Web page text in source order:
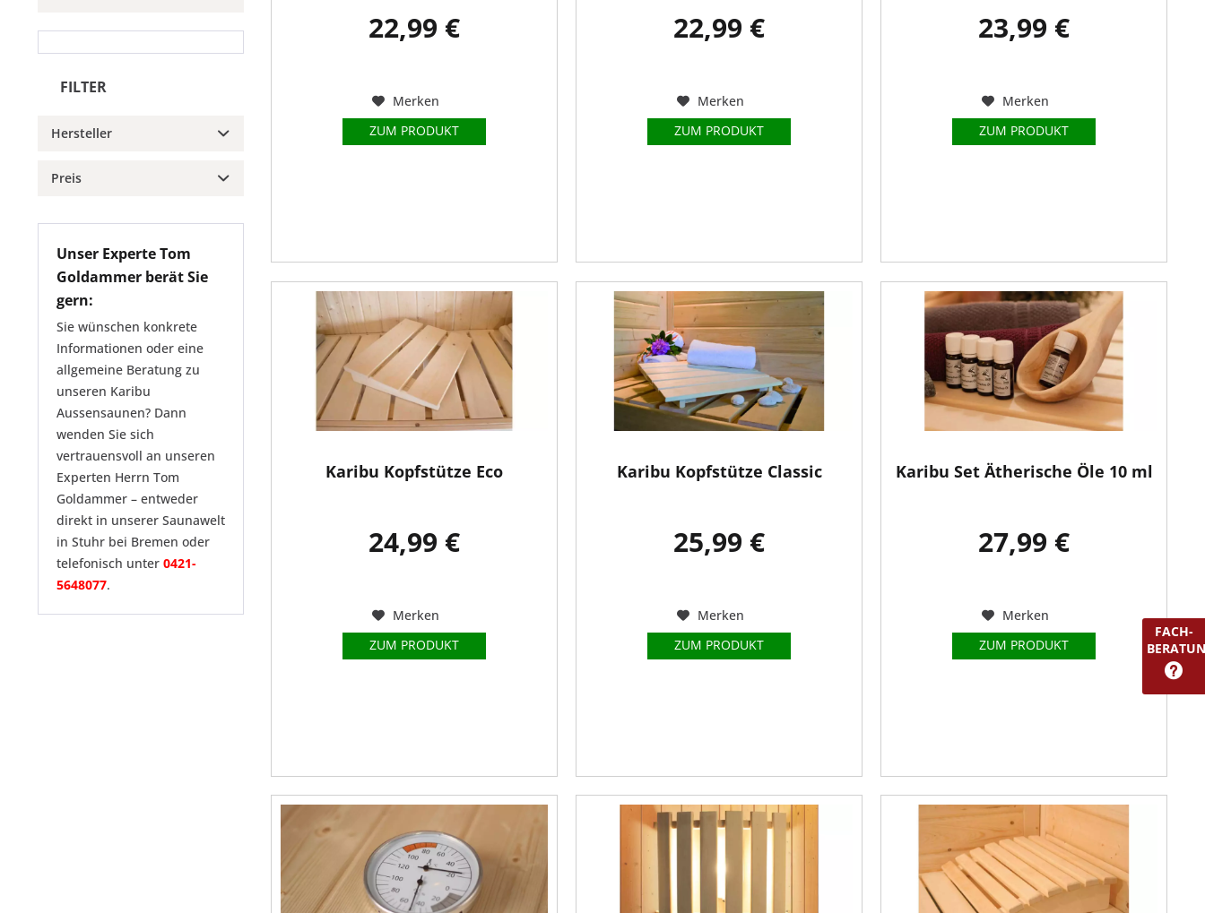
FILTER
Hersteller
Karibu
Preis
Unser Experte Tom
Goldammer berät Sie
gern:
Sie wünschen konkrete
Informationen oder eine
allgemeine Beratung zu
unseren Karibu
Aussensaunen? Dann
wenden Sie sich
vertrauensvoll an unseren
Experten Herrn Tom
Goldammer – entweder
direkt in unserer Saunawelt
in Stuhr bei Bremen oder
telefonisch unter 0421-
5648077.
22,99 €
Merken
ZUM PRODUKT
22,99 €
Merken
ZUM PRODUKT
23,99 €
Merken
ZUM PRODUKT
Karibu Kopfstütze Eco
24,99 €
Merken
ZUM PRODUKT
Karibu Kopfstütze Classic
25,99 €
Merken
ZUM PRODUKT
Karibu Set Ätherische Öle 10 ml
27,99 €
Merken
ZUM PRODUKT
FACH-